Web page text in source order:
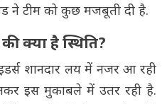
ने टीम को कुछ मजबूती दी है.
क्या है स्थिति?
शानदार लय में नजर आ रही
इस मुकाबले में उतर रही है.